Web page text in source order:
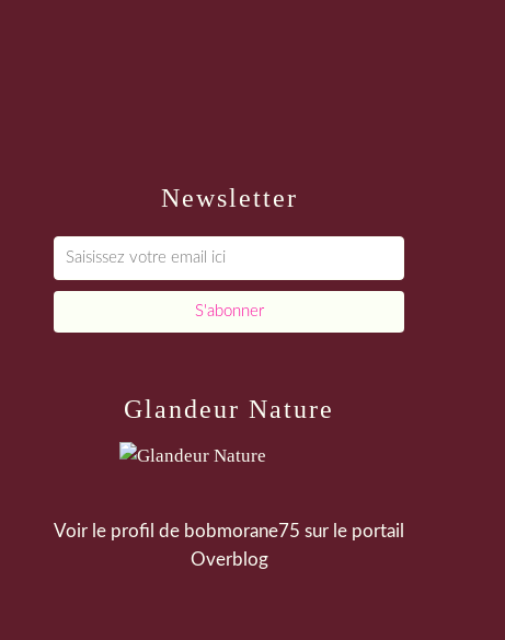
Newsletter
Glandeur Nature
Voir le profil de bobmorane75 sur le portail
Overblog